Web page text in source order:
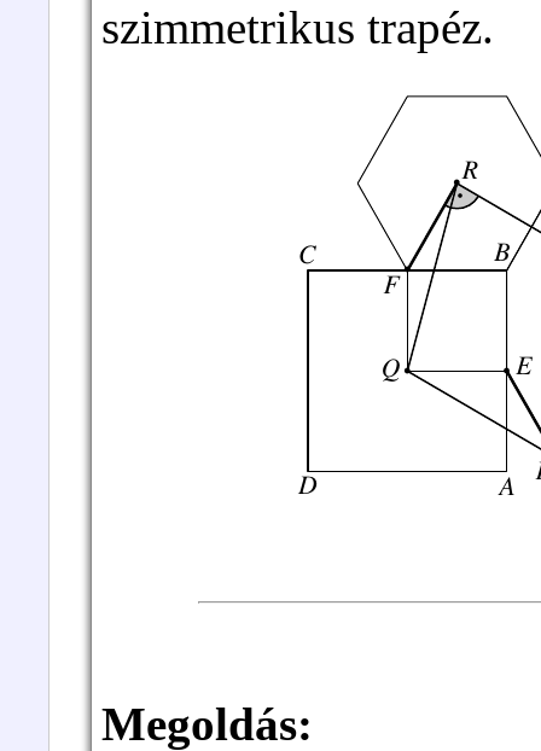
szimmetrikus trapéz.
Megoldás: